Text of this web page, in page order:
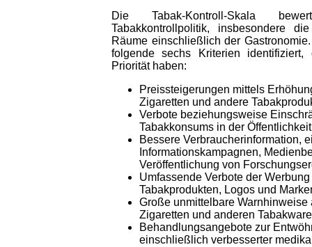
Die Tabak-Kontroll-Skala
Tabakkontrollpolitik, insbesondere
Räume einschließlich der
folgende sechs Kriterien
Priorität haben:
Preissteigerungen mittels
Zigaretten und andere
Verbote beziehungsweise
Tabakkonsums in der
Bessere Verbraucherinformation,
Informationskampagnen,
Veröffentlichung von
Umfassende Verbote der
Tabakprodukten, Logos und
Große unmittelbare Warnhinweise
Zigaretten und anderen
Behandlungsangebote zur
einschließlich verbesserter